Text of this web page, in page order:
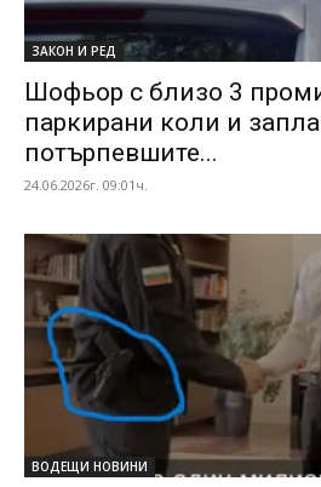
ЗАКОН И РЕД
Шофьор с близо 3
паркирани коли и
потърпевшите...
24.06.2026г. 09:01ч.
ВОДЕЩИ НОВИНИ